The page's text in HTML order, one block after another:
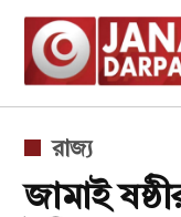
Skip
content
POSTED
IN
রাজ্য
জামাই